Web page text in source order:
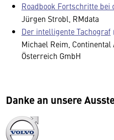
Roadbook Fortschritte
Jürgen Strobl, RMdata
Der intelligente Tachograf
Michael Reim,
Österreich GmbH
Danke an unsere